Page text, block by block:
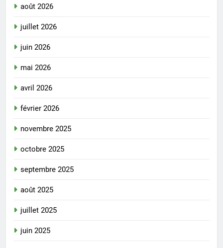
août 2026
juillet 2026
juin 2026
mai 2026
avril 2026
février 2026
novembre 2025
octobre 2025
septembre 2025
août 2025
juillet 2025
juin 2025